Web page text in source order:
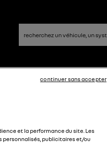
et la performance du site. Les
publicitaires et/ou
continuer sans accepter